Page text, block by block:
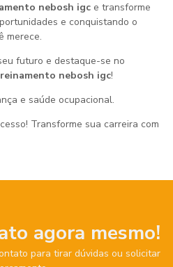
nebosh igc e transforme
e conquistando o
merece.
futuro e destaque-se no
nebosh igc!
e saúde ocupacional.
Transforme sua carreira com
agora mesmo!
para tirar dúvidas ou solicitar